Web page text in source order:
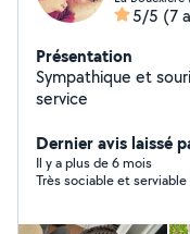
5/5 (7
Présentation
Sympathique et
service
Dernier avis laissé
Il y a plus de 6 mois
Très sociable et serviable